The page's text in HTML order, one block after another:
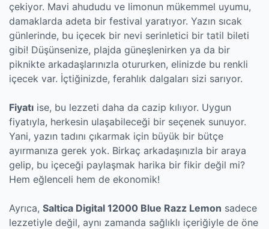
çekiyor. Mavi ahududu ve limonun mükemmel uyumu,
damaklarda adeta bir festival yaratıyor. Yazın sıcak
günlerinde, bu içecek bir nevi serinletici bir tatil bileti
gibi! Düşünsenize, plajda güneşlenirken ya da bir
piknikte arkadaşlarınızla otururken, elinizde bu renkli
içecek var. İçtiğinizde, ferahlık dalgaları sizi sarıyor.
Fiyatı ise, bu lezzeti daha da cazip kılıyor. Uygun
fiyatıyla, herkesin ulaşabileceği bir seçenek sunuyor.
Yani, yazın tadını çıkarmak için büyük bir bütçe
ayırmanıza gerek yok. Birkaç arkadaşınızla bir araya
gelip, bu içeceği paylaşmak harika bir fikir değil mi?
Hem eğlenceli hem de ekonomik!
Ayrıca, Saltica Digital 12000 Blue Razz Lemon sadece
lezzetiyle değil, aynı zamanda sağlıklı içeriğiyle de öne